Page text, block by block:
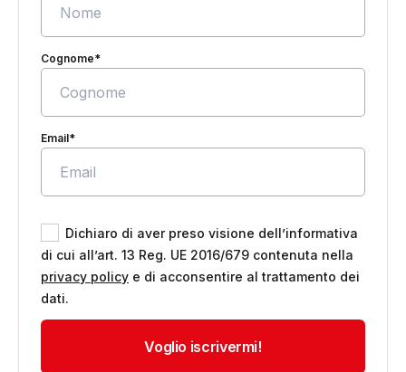
Cognome*
Email*
Dichiaro di aver preso visione dell’informativa
di cui all’art. 13 Reg. UE 2016/679 contenuta nella
privacy policy e di acconsentire al trattamento dei
dati.